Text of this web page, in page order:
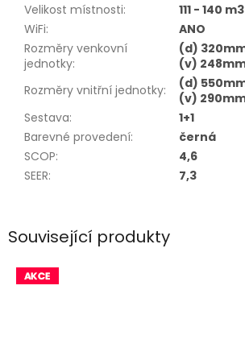
Související produkty
Velikost místnosti:
111 - 140 m3
WiFi:
ANO
Rozměry venkovní
jednotky:
(d)
(v)
Rozměry vnitřní jednotky:
(d)
(v)
Sestava:
1+1
Barevné provedení:
černá
SCOP:
4,6
SEER: 7,3